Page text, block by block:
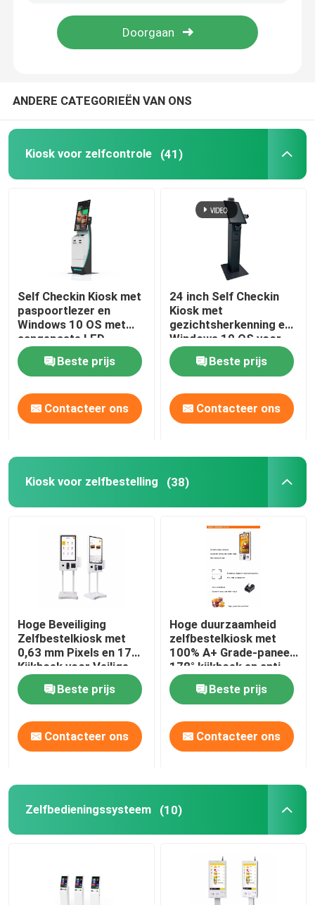
ANDERE CATEGORIEËN VAN ONS
Kiosk voor zelfcontrole (41)
Self Checkin Kiosk met
paspoortlezer en
Windows 10 OS met
aangepaste LED-
lichten voor verbeterd
bezoekersbeheer
Beste prijs
Contacteer ons
24 inch Self Checkin
Kiosk met
gezichtsherkenning en
Windows 10 OS voor
veilige toegang
Beste prijs
Contacteer ons
Kiosk voor zelfbestelling (38)
Hoge Beveiliging
Zelfbestelkiosk met
0,63 mm Pixels en 178°
Kijkhoek voor Veilige
Transacties
Beste prijs
Contacteer ons
Hoge duurzaamheid
zelfbestelkiosk met
100% A+ Grade-paneel,
178° kijkhoek en anti-
stof-anti-vandal-
functiesBeste prijs
Contacteer ons
Zelfbedieningssysteem (10)